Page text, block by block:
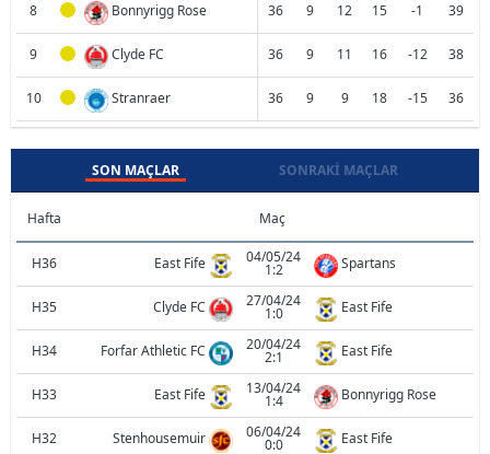
8 Bonnyrigg Rose 36 9 12 15 -1 39
9 Clyde FC 36 9 11 16 -12 38
10 Stranraer 36 9 9 18 -15 36
SON MAÇLAR SONRAKI MAÇLAR
Hafta Maç
H36 East Fife 04/05/24
1:2 Spartans
H35 Clyde FC 27/04/24
1:0 East Fife
H34 Forfar Athletic FC 20/04/24
2:1 East Fife
H33 East Fife 13/04/24
1:4 Bonnyrigg Rose
H32 Stenhousemuir 06/04/24
0:0 East Fife